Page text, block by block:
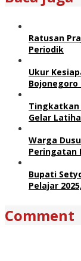
Ratusan
Periodik
Ukur
Bojonegoro
Tingkatkan
Gelar
Warga
Peringatan
Bupati
Pelajar
Comment